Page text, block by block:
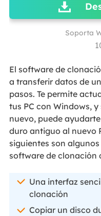
Soporta
El software de
a transferir datos de
pasos. Te permite
tus PC con Windows,
nuevo, puede
duro antiguo al nuevo
siguientes son
software de clonación
Una interfaz
clonación
Copiar un disco